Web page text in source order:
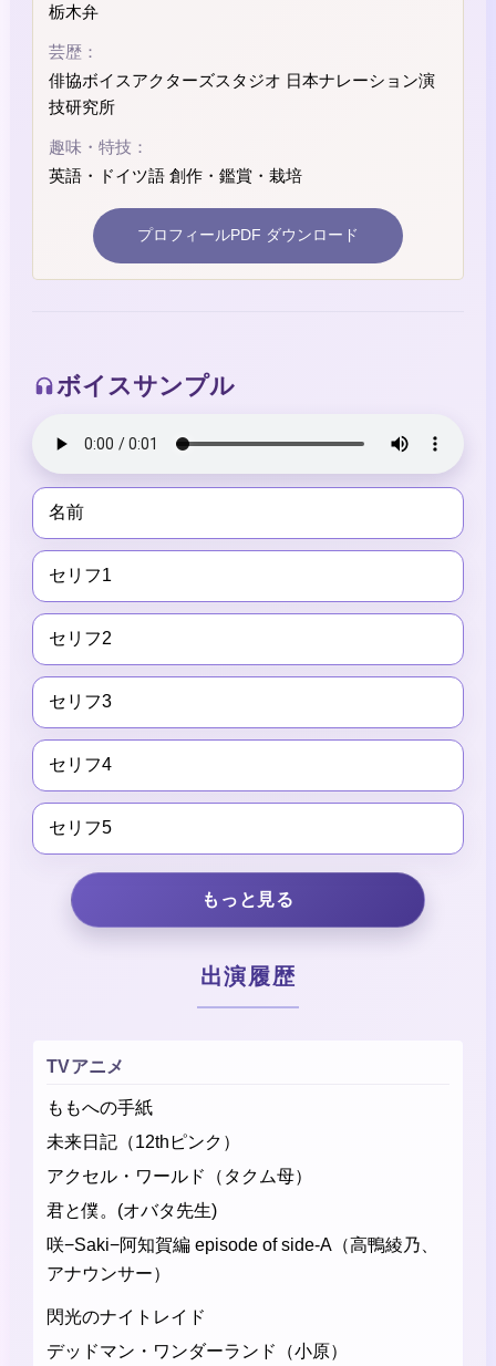
栃木弁
芸歴：
俳協ボイスアクターズスタジオ 日本ナレーション演
技研究所
趣味・特技：
英語・ドイツ語 創作・鑑賞・栽培
プロフィールPDF ダウンロード
ボイスサンプル
名前
セリフ1
セリフ2
セリフ3
セリフ4
セリフ5
もっと見る
出演履歴
TVアニメ
ももへの手紙
未来日記（12thピンク）
アクセル・ワールド（タクム母）
君と僕。(オバタ先生)
咲−Saki−阿知賀編 episode of side-A（高鴨綾乃、
アナウンサー）
閃光のナイトレイド
デッドマン・ワンダーランド（小原）